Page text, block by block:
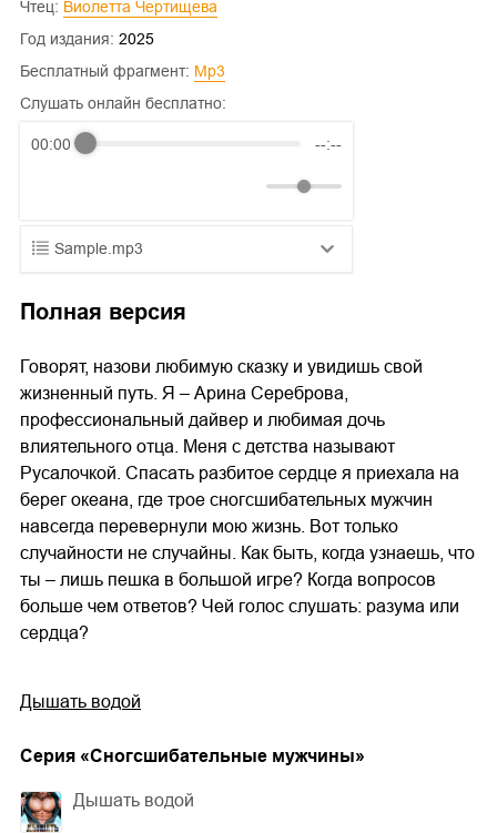
Чтец:
Виолетта Чертищева
Год издания: 2025
Бесплатный фрагмент:
mp3
Слушать онлайн бесплатно:
00:00 --:--
Sample.mp3
03.mp3 14:00
Полная версия
Говорят, назови любимую сказку и увидишь свой
жизненный путь. Я – Арина Сереброва,
профессиональный дайвер и любимая дочь
влиятельного отца. Меня с детства называют
Русалочкой. Спасать разбитое сердце я приехала на
берег океана, где трое сногсшибательных мужчин
навсегда перевернули мою жизнь. Вот только
случайности не случайны. Как быть, когда узнаешь, что
ты – лишь пешка в большой игре? Когда вопросов
больше чем ответов? Чей голос слушать: разума или
сердца?
Дышать водой
Cерия «Сногсшибательные мужчины»
Дышать водой